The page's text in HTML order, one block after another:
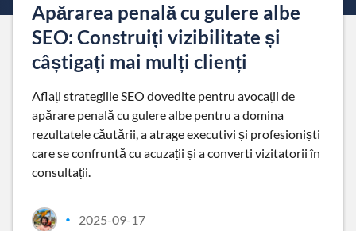
Apărarea penală cu gulere albe
SEO: Construiți vizibilitate și
câștigați mai mulți clienți
Aflați strategiile SEO dovedite pentru avocații de
apărare penală cu gulere albe pentru a domina
rezultatele căutării, a atrage executivi și profesioniști
care se confruntă cu acuzații și a converti vizitatorii în
consultații.
• 2025-09-17